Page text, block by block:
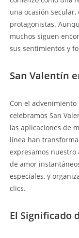
una ocasión
protagonistas.
muchos siguen
sus sentimientos y
San Valentín
Con el
celebramos San
las aplicaciones de
línea han
expresamos nuestro
de amor
especiales, y
clics.
El Significado